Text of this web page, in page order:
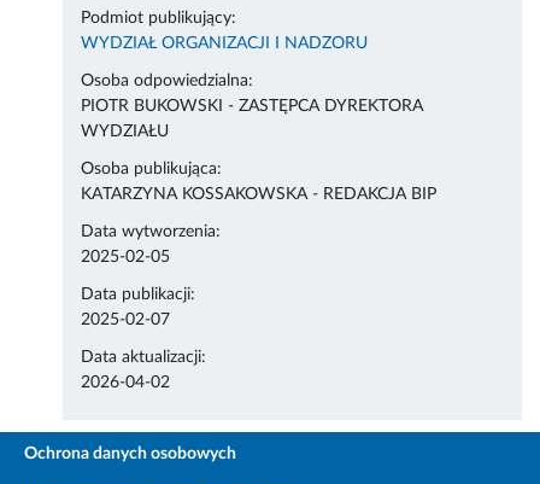
Podmiot publikujący:
WYDZIAŁ ORGANIZACJI I NADZORU
Osoba odpowiedzialna:
PIOTR BUKOWSKI - ZASTĘPCA DYREKTORA
WYDZIAŁU
Osoba publikująca:
KATARZYNA KOSSAKOWSKA - REDAKCJA BIP
Data wytworzenia:
2025-02-05
Data publikacji:
2025-02-07
Data aktualizacji:
2026-04-02
Ochrona danych osobowych